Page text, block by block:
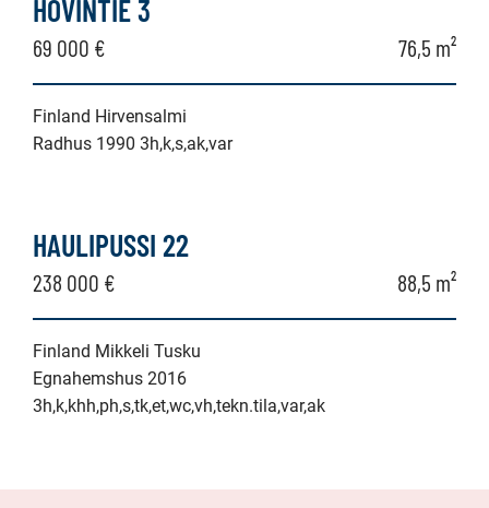
HOVINTIE 3
69 000 € 76,5 m²
Finland Hirvensalmi
Radhus 1990 3h,k,s,ak,var
HAULIPUSSI 22
238 000 € 88,5 m²
Finland Mikkeli Tusku
Egnahemshus 2016
3h,k,khh,ph,s,tk,et,wc,vh,tekn.tila,var,ak